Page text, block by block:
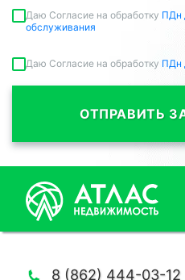
Даю Согласие на обработку ПДн
обслуживания
Даю Согласие на обработку ПДн
ОТПРАВИТЬ
8 (862) 444-03-12